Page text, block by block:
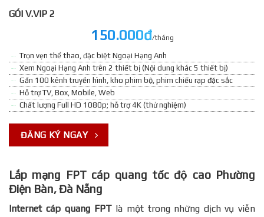
GÓI V.VIP 2
150.000đ/tháng
Trọn vẹn thể thao, đặc biệt Ngoại Hạng Anh
Xem Ngoại Hạng Anh trên 2 thiết bị (Nội dung khác 5 thiết bị)
Gần 100 kênh truyền hình, kho phim bộ, phim chiếu rạp đặc sắc
Hỗ trợ TV, Box, Mobile, Web
Chất lượng Full HD 1080p; hỗ trợ 4K (thử nghiệm)
ĐĂNG KÝ NGAY
Lắp mạng FPT cáp quang tốc độ cao Phường
Điện Bàn, Đà Nẵng
Internet cáp quang FPTlà một trong những dịch vụ viễn